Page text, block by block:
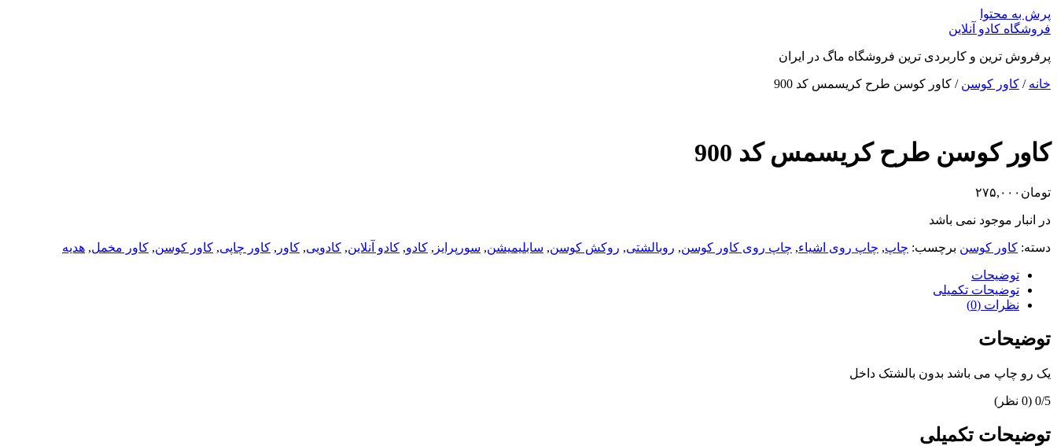
پرش به محتوا
فروشگاه کادو آنلاین
پرفروش ترین و کاربردی ترین فروشگاه ماگ در ایران
خانه / کاور کوسن / کاور کوسن طرح کریسمس کد 900
کاور کوسن طرح کریسمس کد 900
تومان ۲۷۵,۰۰۰
در انبار موجود نمی باشد
دسته: کاور کوسن برچسب: چاپ, چاپ روی اشیاء, چاپ روی کاور کوسن, روبالشتی, روکش کوسن, سابلیمیشن, سورپرایز , کادو, کادو آنلاین, کادویی, کاور , کاور چاپی, کاور کوسن, کاور مخمل, هدیه
توضیحات
توضیحات تکمیلی
نظرات (0)
توضیحات
یک رو چاپ می باشد بدون بالشتک داخل
‫0/5 ‫(0 نظر)
توضیحات تکمیلی